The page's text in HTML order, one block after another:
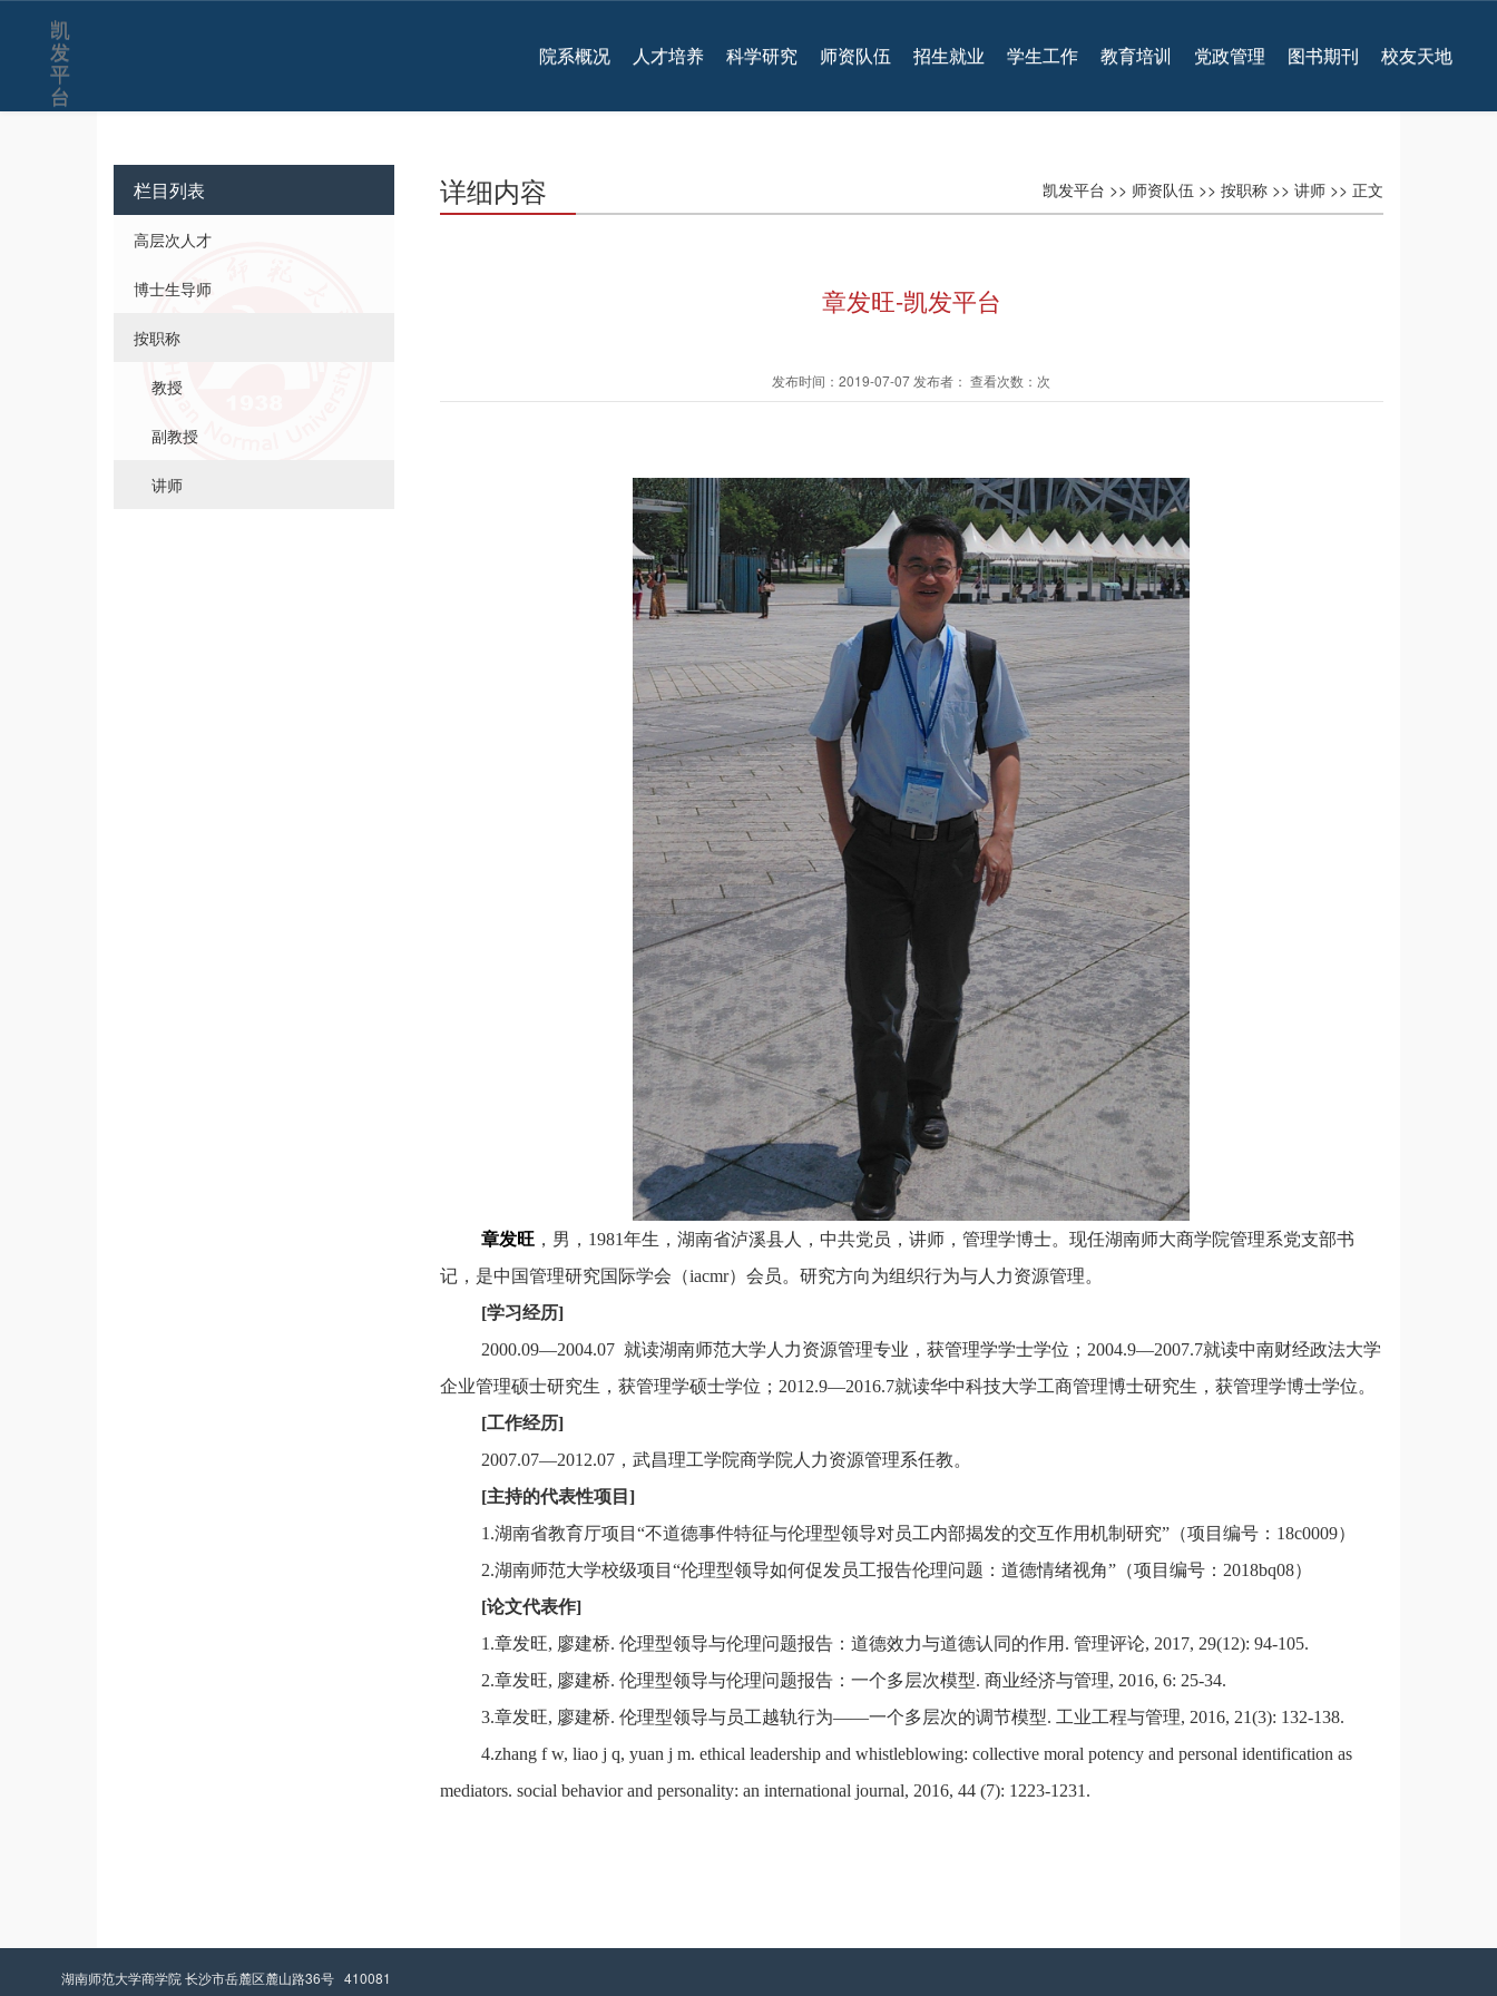
凯
发
平
台
院系概况 人才培养 科学研究 师资队伍 招生就业 学生工作 教育培训 党政管理 图书期刊 校友天地
栏目列表
高层次人才
博士生导师
按职称
教授
副教授
讲师
凯发平台 >> 师资队伍 >> 按职称 >> 讲师 >> 正文
详细内容
章发旺-凯发平台
发布时间：2019-07-07 发布者： 查看次数：次
章发旺，男，1981年生，湖南省泸溪县人，中共党员，讲师，管理学博士。现任湖南师大商学院管理系党支部书
记，是中国管理研究国际学会（iacmr）会员。研究方向为组织行为与人力资源管理。
[学习经历]
2000.09—2004.07 就读湖南师范大学人力资源管理专业，获管理学学士学位；2004.9—2007.7就读中南财经政法大学
企业管理硕士研究生，获管理学硕士学位；2012.9—2016.7就读华中科技大学工商管理博士研究生，获管理学博士学位。
[工作经历]
2007.07—2012.07，武昌理工学院商学院人力资源管理系任教。
[主持的代表性项目]
1.湖南省教育厅项目“不道德事件特征与伦理型领导对员工内部揭发的交互作用机制研究”（项目编号：18c0009）
2.湖南师范大学校级项目“伦理型领导如何促发员工报告伦理问题：道德情绪视角”（项目编号：2018bq08）
[论文代表作]
1.章发旺, 廖建桥. 伦理型领导与伦理问题报告：道德效力与道德认同的作用. 管理评论, 2017, 29(12): 94-105.
2.章发旺, 廖建桥. 伦理型领导与伦理问题报告：一个多层次模型. 商业经济与管理, 2016, 6: 25-34.
3.章发旺, 廖建桥. 伦理型领导与员工越轨行为——一个多层次的调节模型. 工业工程与管理, 2016, 21(3): 132-138.
4.zhang f w, liao j q, yuan j m. ethical leadership and whistleblowing: collective moral potency and personal identification as
mediators. social behavior and personality: an international journal, 2016, 44 (7): 1223-1231.
湖南师范大学商学院 长沙市岳麓区麓山路36号 410081